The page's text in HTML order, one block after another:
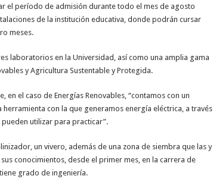
el período de admisión durante todo el mes de agosto
de la institución educativa, donde podrán cursar
meses.
laboratorios en la Universidad, así como una amplia gama
y Agricultura Sustentable y Protegida.
en el caso de Energías Renovables, “contamos con un
con la que generamos energía eléctrica, a través
utilizar para practicar”.
un vivero, además de una zona de siembra que las y
conocimientos, desde el primer mes, en la carrera de
grado de ingeniería.